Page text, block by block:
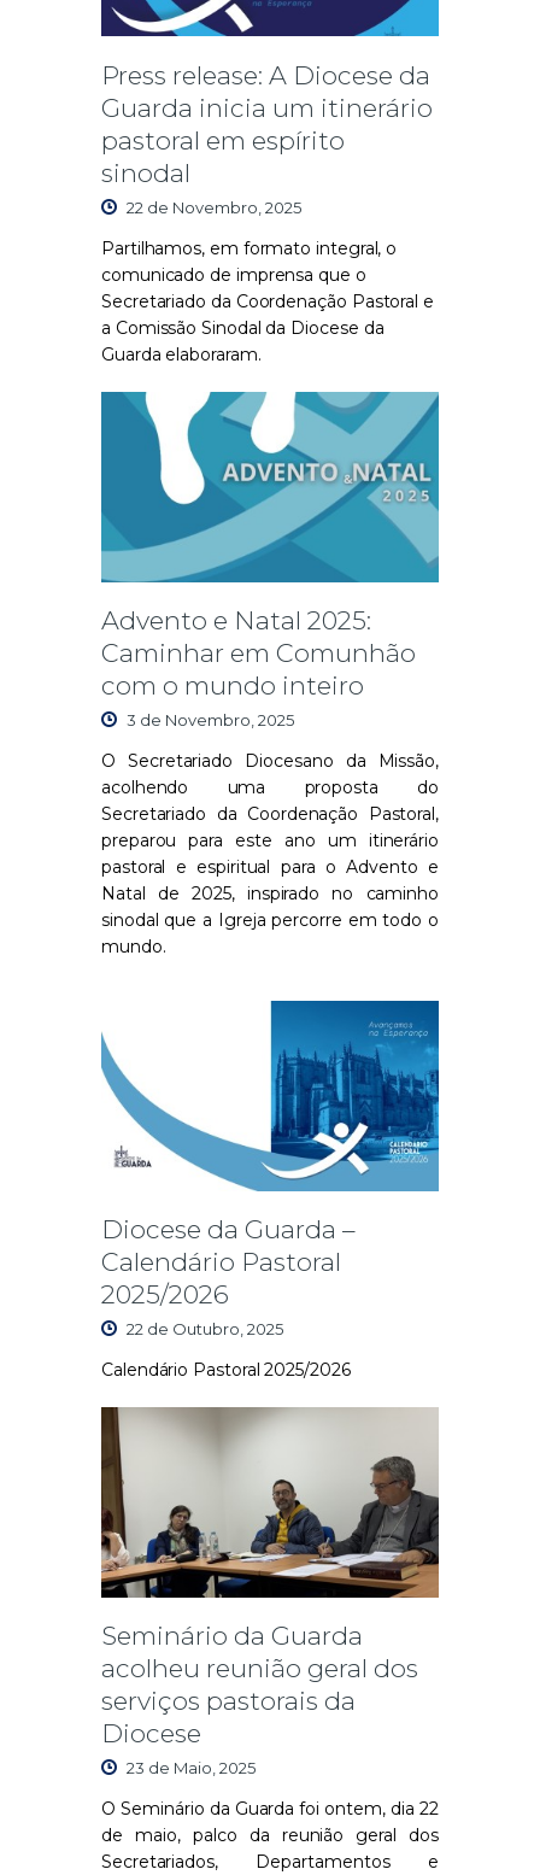
Press release: A Diocese da
Guarda inicia um itinerário
pastoral em espírito
sinodal
22 de Novembro, 2025
Partilhamos, em formato integral, o
comunicado de imprensa que o
Secretariado da Coordenação Pastoral e
a Comissão Sinodal da Diocese da
Guarda elaboraram.
Advento e Natal 2025:
Caminhar em Comunhão
com o mundo inteiro
3 de Novembro, 2025
O Secretariado Diocesano da Missão,
acolhendo uma proposta do
Secretariado da Coordenação Pastoral,
preparou para este ano um itinerário
pastoral e espiritual para o Advento e
Natal de 2025, inspirado no caminho
sinodal que a Igreja percorre em todo o
mundo.
Diocese da Guarda –
Calendário Pastoral
2025/2026
22 de Outubro, 2025
Calendário Pastoral 2025/2026
Seminário da Guarda
acolheu reunião geral dos
serviços pastorais da
Diocese
23 de Maio, 2025
O Seminário da Guarda foi ontem, dia 22
de maio, palco da reunião geral dos
Secretariados, Departamentos e